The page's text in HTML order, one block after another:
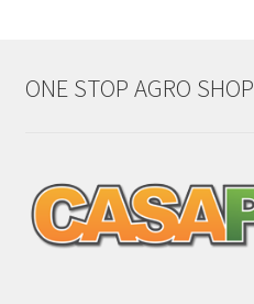
ONE STOP AGRO SHOP